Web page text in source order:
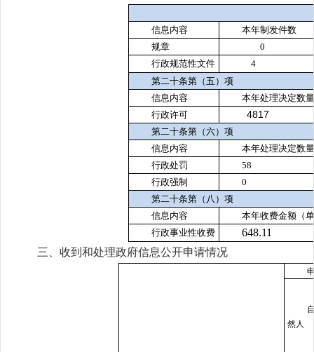
信息内容 本年制 发件数
规章
0
行政规范性文件
4
第二十条第（五）项
信息内容
本年处理决定数量
行政许可
4817
第二十条第（六）项
信息内容
本年处理决定数量
行政处罚
58
行政强制
0
第二十条第（八）项
信息内容
本年收费金额（
行政事业性收费
648.11
三、收到和处理政府信息公开申请情况
然人